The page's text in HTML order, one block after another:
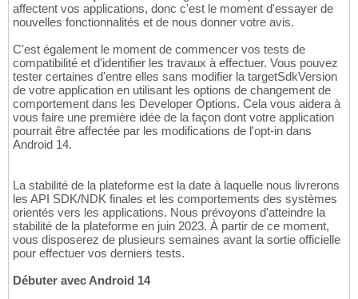
affectent vos applications, donc c'est le moment d'essayer de
nouvelles fonctionnalités et de nous donner votre avis.
C'est également le moment de commencer vos tests de
compatibilité et d'identifier les travaux à effectuer. Vous pouvez
tester certaines d'entre elles sans modifier la targetSdkVersion
de votre application en utilisant les options de changement de
comportement dans les Developer Options. Cela vous aidera à
vous faire une première idée de la façon dont votre application
pourrait être affectée par les modifications de l'opt-in dans
Android 14.
La stabilité de la plateforme est la date à laquelle nous livrerons
les API SDK/NDK finales et les comportements des systèmes
orientés vers les applications. Nous prévoyons d'atteindre la
stabilité de la plateforme en juin 2023. À partir de ce moment,
vous disposerez de plusieurs semaines avant la sortie officielle
pour effectuer vos derniers tests.
Débuter avec Android 14